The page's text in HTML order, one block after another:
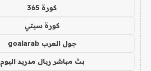
كورة 365
كورة سيتي
جول العرب goalarab
بث مباشر ريال مدريد اليوم